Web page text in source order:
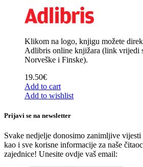
Klikom na logo, knjigu možete
Adlibris online knjižara (link vrijedi
Norveške i Finske).
19.50€
Add to cart
Add to wishlist
Prijavi se na newsletter
Svake nedjelje donosimo zanimljive
kao i sve korisne informacije za naše
zajednice! Unesite ovdje vaš email: